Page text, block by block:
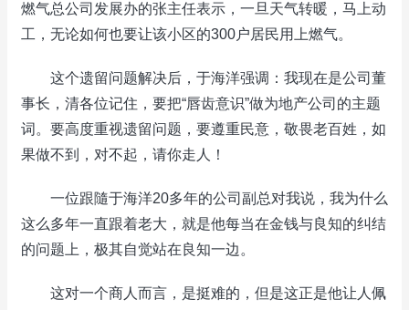
燃气总公司发展办的张主任表示，一旦天气转暖，马上动
工，无论如何也要让该小区的300户居民用上燃气。
这个遗留问题解决后，于海洋强调：我现在是公司董
事长，清各位记住，要把“唇齿意识”做为地产公司的主题
词。要高度重视遗留问题，要遵重民意，敬畏老百姓，如
果做不到，对不起，请你走人！
一位跟隨于海洋20多年的公司副总对我说，我为什么
这么多年一直跟着老大，就是他每当在金钱与良知的纠结
的问题上，极其自觉站在良知一边。
这对一个商人而言，是挺难的，但是这正是他让人佩